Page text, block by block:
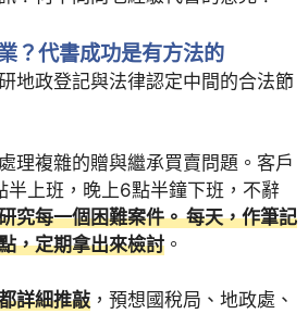
？代書成功是有方法的
地政登記與法律認定中間的合法節
理複雜的贈與繼承買賣問題。客戶
半上班，晚上6點半鐘下班，不辭
究每一個困難案件。 每天，作筆記
，定期拿出來檢討 。
詳細推敲 ，預想國稅局、地政處、